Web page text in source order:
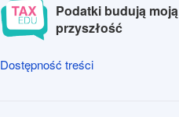
Podatki budują moją
przyszłość
Dostępność treści
Dostępność treści